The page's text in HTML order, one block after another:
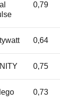
0,79
0,64
0,75
0,73